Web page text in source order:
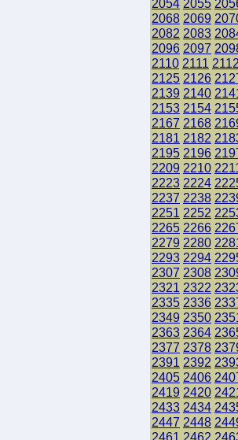
2054 2055
2068 2069
2082 2083
2096 2097
2110 2111 2112
2125 2126
2139 2140
2153 2154
2167 2168
2181 2182
2195 2196
2209 2210
2223 2224
2237 2238
2251 2252
2265 2266
2279 2280
2293 2294
2307 2308
2321 2322
2335 2336
2349 2350
2363 2364
2377 2378
2391 2392
2405 2406
2419 2420
2433 2434
2447 2448
2461 2462